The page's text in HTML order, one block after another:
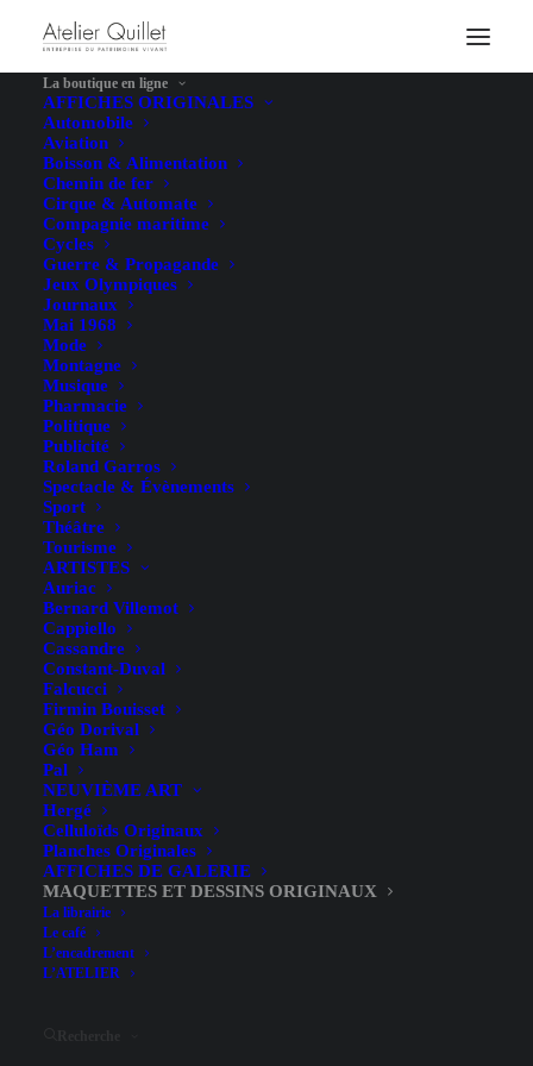
La boutique en ligne
AFFICHES ORIGINALES
Automobile
Aviation
Boisson & Alimentation
Chemin de fer
Cirque & Automate
Compagnie maritime
Cycles
Guerre & Propagande
Jeux Olympiques
Journaux
Mai 1968
Mode
Montagne
Musique
Pharmacie
Politique
Publicité
Roland Garros
Spectacle & Évènements
Sport
Théâtre
Tourisme
ARTISTES
Auriac
Bernard Villemot
Cappiello
Cassandre
Constant-Duval
Falcucci
Firmin Bouisset
Géo Dorival
Géo Ham
Pal
NEUVIÈME ART
Hergé
Celluloïds Originaux
Planches Originales
AFFICHES DE GALERIE
MAQUETTES ET DESSINS ORIGINAUX
La librairie
Le café
L’encadrement
L’ATELIER